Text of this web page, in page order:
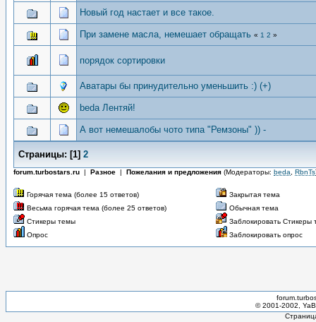
Новый год настает и все такое.
При замене масла, немешает обращать « 1 2 »
порядок сортировки
Аватары бы принудительно уменьшить :) (+)
beda Лентяй!
А вот немешалобы чото типа "Ремзоны" )) -
Страницы: [1] 2
forum.turbostars.ru | Разное | Пожелания и предложения (Модераторы: beda RbnTs
Горячая тема (более 15 ответов)
Весьма горячая тема (более 25 ответов)
Стикеры темы
Опрос
Закрытая тема
Обычная тема
Заблокировать Стикеры
Заблокировать опрос
© 2001-2002,